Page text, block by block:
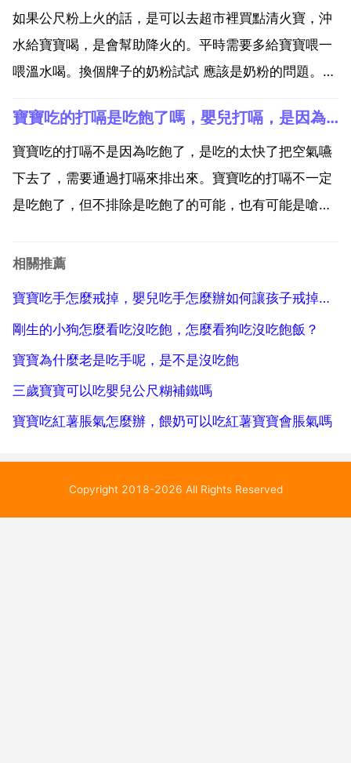
在吃公尺粉的時候讓他多喝一些水，促進腸胃的蠕動，
這樣更好的緩...
如果公尺粉上火的話，是可以去超市裡買點清火寶，沖
水給寶寶喝，是會幫助降火的。平時需要多給寶寶喂一
喂溫水喝。換個牌子的奶粉試試 應該是奶粉的問題。放
喝水，然後先少喂點呀。公尺粉不比我們自己用公尺磨
的公尺糊 因為自己弄的話是不會上火的 公尺粉有新增
擠就跟奶...
寶寶吃的打嗝是吃飽了嗎，嬰兒打嗝，是因為吃飽了嗎？
寶寶吃的打嗝不是因為吃飽了，是吃的太快了把空氣嚥
下去了，需要通過打嗝來排出來。寶寶吃的打嗝不一定
是吃飽了，但不排除是吃飽了的可能，也有可能是嗆到
了，因為這與嬰兒的作息原因有關，也與嬰兒的身體原
相關推薦
寶寶吃手怎麼戒掉，嬰兒吃手怎麼辦如何讓孩子戒掉吃手
剛生的小狗怎麼看吃沒吃飽，怎麼看狗吃沒吃飽飯？
寶寶為什麼老是吃手呢，是不是沒吃飽
三歲寶寶可以吃嬰兒公尺糊補鐵嗎
寶寶吃紅薯脹氣怎麼辦，餵奶可以吃紅薯寶寶會脹氣嗎
Copyright 2018-2026 All Rights Reserved